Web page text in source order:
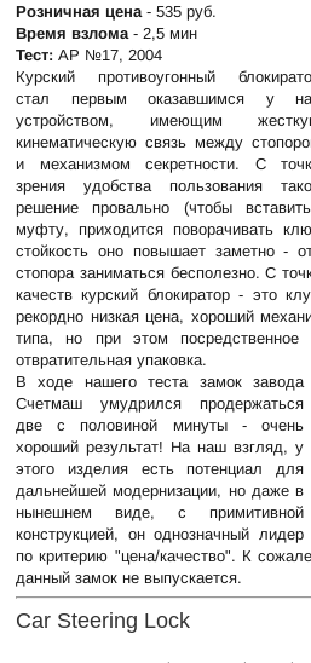
Розничная цена - 535 руб.
Время взлома - 2,5 мин
Тест: АР №17, 2004
Курский противоугонный
стал первым оказавшимся у
устройством, имеющим
кинематическую связь между
и механизмом секретности. С
зрения удобства пользования
решение провально (чтобы
муфту, приходится поворачивать
стойкость оно повышает заметно -
стопора заниматься бесполезно. С
качеств курский блокиратор - это
рекордно низкая цена, хороший
типа, но при этом посредственное
отвратительная упаковка.
В ходе нашего теста замок завода
Счетмаш умудрился продержаться
две с половиной минуты - очень
хороший результат! На наш взгляд, у
этого изделия есть потенциал для
дальнейшей модернизации, но даже в
нынешнем виде, с примитивной
конструкцией, он однозначный лидер
по критерию "цена/качество". К
данный замок не выпускается.
Car Steering Lock